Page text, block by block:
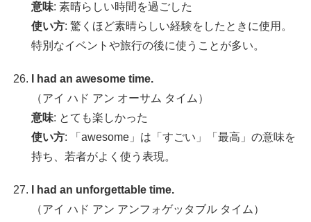
意味: 素晴らしい時間を過ごした
使い方: 驚くほど素晴らしい経験をしたときに使用。
特別なイベントや旅行の後に使うことが多い。
I had an awesome time.
（アイ ハド アン オーサム タイム）
意味: とても楽しかった
使い方: 「awesome」は「すごい」「最高」の意味を
持ち、若者がよく使う表現。
I had an unforgettable time.
（アイ ハド アン アンフォゲッタブル タイム）